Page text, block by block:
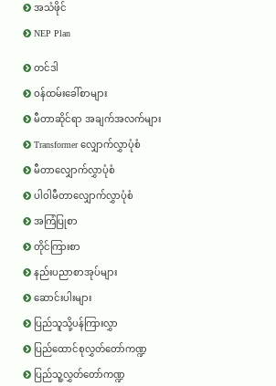
အသံဖိုင်
NEP Plan
တင်ဒါ
ဝန်ထမ်းခေါ်စာများ
မီတာဆိုင်ရာ အချက်အလက်များ
Transformer လျှောက်လွှာပုံစံ
မီတာလျှောက်လွှာပုံစံ
ပါဝါမီတာလျှောက်လွှာပုံစံ
အကြံပြုစာ
တိုင်ကြားစာ
နည်းပညာစာအုပ်များ
ဆောင်းပါးများ
ပြည်သူသို့ပန်ကြားလွှာ
ပြည်ထောင်စုလွှတ်တော်ကဏ္ဍ
ပြည်သူ့လွှတ်တော်ကဏ္ဍ